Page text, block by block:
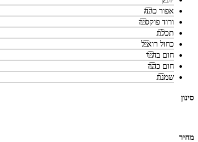
אפור כהה
ורוד פוקסיה
תכלת
כחול רואיל
חום בהיר
חום כהה
שמנת
סינון
מחיר